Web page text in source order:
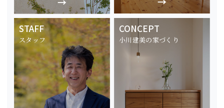
STAFF
スタッフ
CONCEPT
小川建美の家づくり